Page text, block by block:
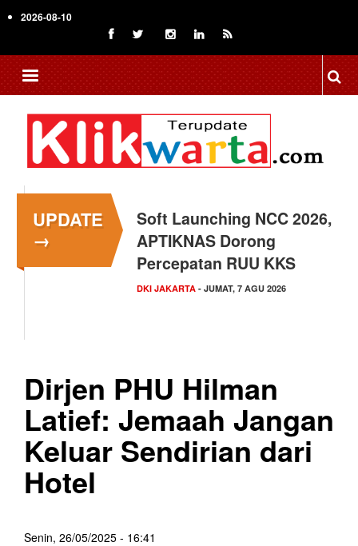
to
content
2026-08-10
UPDATE
→
Menkop Bawa Semangat
Koperasi ke Festival
Lembah Baliem Wamena
NASIONAL- JUMAT, 7 AGU 2026
Dirjen PHU Hilman
Latief: Jemaah Jangan
Keluar Sendirian dari
Hotel
Senin, 26/05/2025 - 16:41